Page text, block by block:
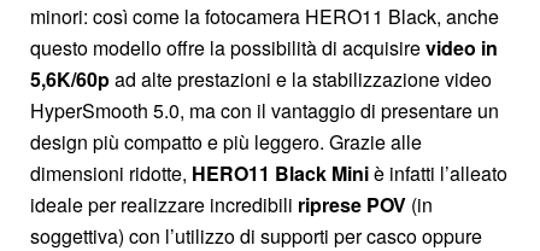
minori: così come la fotocamera HERO11 Black, anche
questo modello offre la possibilità di acquisirevideo in
5,6K/60pad alte prestazioni e la stabilizzazione video
HyperSmooth 5.0, ma con il vantaggio di presentare un
design più compatto e più leggero. Grazie alle
dimensioni ridotte, HERO11 Black Miniè infatti l’alleato
ideale per realizzare incredibili riprese POV (in
soggettiva) con l’utilizzo di supporti per casco oppure